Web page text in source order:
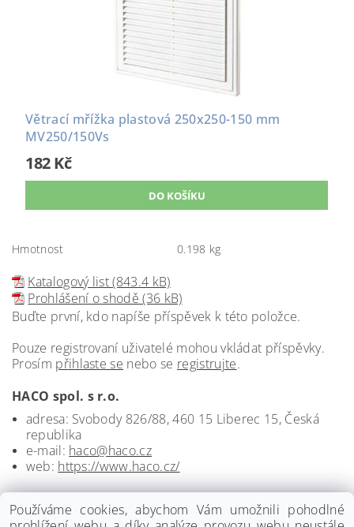
Větrací mřížka plastová 250x250-150 mm
MV250/150Vs
182 Kč
Hmotnost 0.198 kg
Katalogový list (843.4 kB)
Prohlášení o shodě (36 kB)
Buďte první, kdo napíše příspěvek k této položce.
Pouze registrovaní uživatelé mohou vkládat příspěvky.
Prosím přihlaste se nebo se registrujte.
HACO spol. s r.o.
adresa: Svobody 826/88, 460 15 Liberec 15, Česká
republika
e-mail: haco@haco.cz
web: https://www.haco.cz/
Používáme cookies, abychom Vám umožnili pohodlné